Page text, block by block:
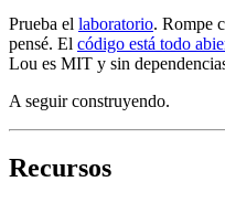
Prueba el laboratorio. Rompe
pensé. El código está todo
Lou es MIT y sin
A seguir construyendo.
Recursos